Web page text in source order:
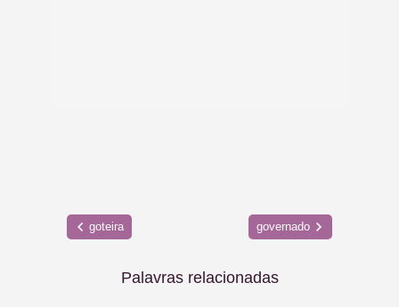
goteira governado
Palavras relacionadas